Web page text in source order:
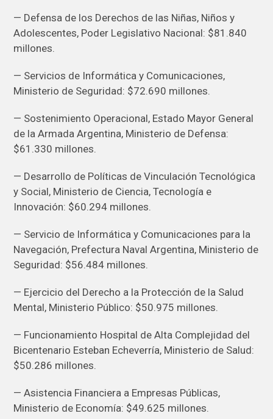
— Defensa de los Derechos de las Niñas, Niños y
Adolescentes, Poder Legislativo Nacional: $81.840
millones.
— Servicios de Informática y Comunicaciones,
Ministerio de Seguridad: $72.690 millones.
— Sostenimiento Operacional, Estado Mayor General
de la Armada Argentina, Ministerio de Defensa:
$61.330 millones.
— Desarrollo de Políticas de Vinculación Tecnológica
y Social, Ministerio de Ciencia, Tecnología e
Innovación: $60.294 millones.
— Servicio de Informática y Comunicaciones para la
Navegación, Prefectura Naval Argentina, Ministerio de
Seguridad: $56.484 millones.
— Ejercicio del Derecho a la Protección de la Salud
Mental, Ministerio Público: $50.975 millones.
— Funcionamiento Hospital de Alta Complejidad del
Bicentenario Esteban Echeverría, Ministerio de Salud:
$50.286 millones.
— Asistencia Financiera a Empresas Públicas,
Ministerio de Economía: $49.625 millones.